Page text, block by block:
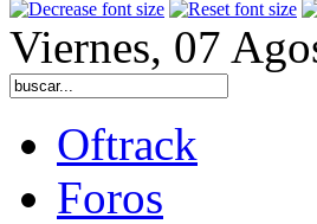
Viernes, 07
Oftrack
Foros